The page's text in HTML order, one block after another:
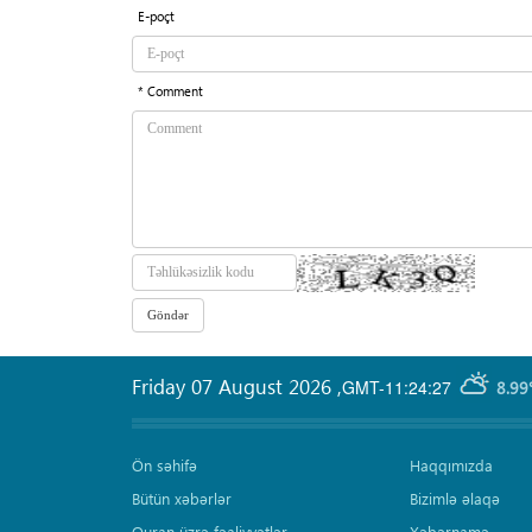
E-poçt
* Comment
GMT-11:24:27
Friday 07 August 2026 ,
Ön səhifə
Bütün xəbərlər
Haqqımızda
Bizimlə əlaqə